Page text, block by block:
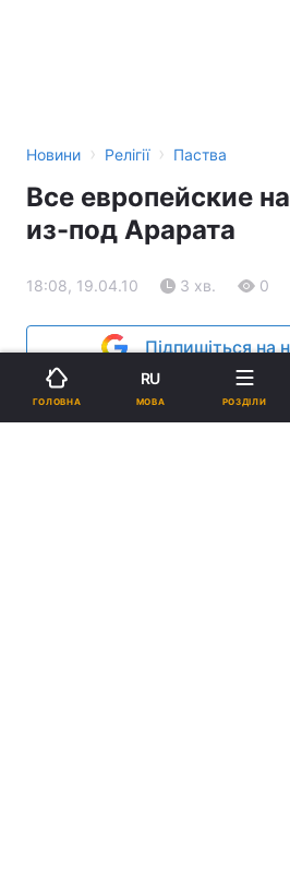
Новини › Релігії › Паства
Все европейские
из-под Арарата
18:08, 19.04.10 3 хв. 0
Підпишіться на
ГОЛОВНА
RU
МОВА РОЗДІЛИ